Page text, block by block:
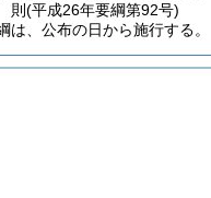
則(平成26年要綱第92号)
は、公布の日から施行する。